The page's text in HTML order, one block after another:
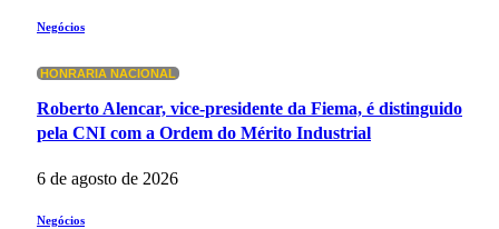
Negócios
HONRARIA NACIONAL
Roberto Alencar, vice-presidente da Fiema, é distinguido
pela CNI com a Ordem do Mérito Industrial
6 de agosto de 2026
Negócios